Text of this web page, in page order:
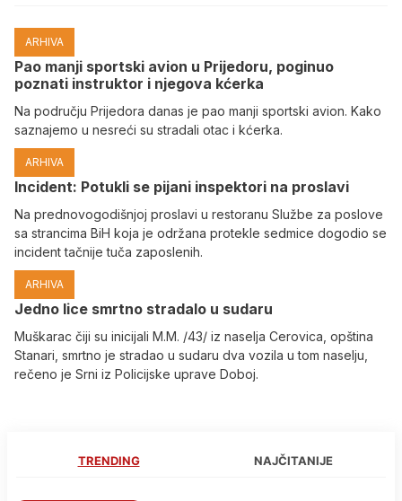
ARHIVA
Pao manji sportski avion u Prijedoru, poginuo
poznati instruktor i njegova kćerka
Na području Prijedora danas je pao manji sportski avion. Kako
saznajemo u nesreći su stradali otac i kćerka.
ARHIVA
Incident: Potukli se pijani inspektori na proslavi
Na prednovogodišnjoj proslavi u restoranu Službe za poslove
sa strancima BiH koja je održana protekle sedmice dogodio se
incident tačnije tuča zaposlenih.
ARHIVA
Јedno lice smrtno stradalo u sudaru
Muškarac čiji su inicijali M.M. /43/ iz naselja Cerovica, opština
Stanari, smrtno je stradao u sudaru dva vozila u tom naselju,
rečeno je Srni iz Policijske uprave Doboj.
TRENDING NAJČITANIJE